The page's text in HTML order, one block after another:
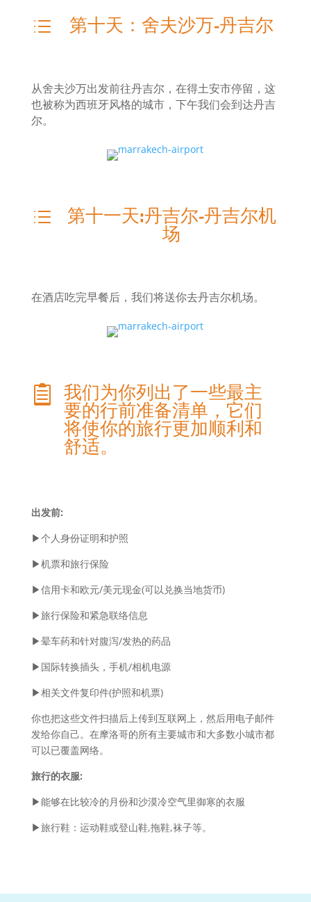
d 第十天：舍夫沙万-丹吉尔
从舍夫沙万出发前往丹吉尔，在得土安市停留，这
也被称为西班牙风格的城市，下午我们会到达丹吉
尔。
d
第十一天:丹吉尔-丹吉尔机
场
在酒店吃完早餐后，我们将送你去丹吉尔机场。

我们为你列出了一些最主
要的行前准备清单，它们
将使你的旅行更加顺利和
舒适。
出发前:
▶个人身份证明和护照
▶机票和旅行保险
▶信用卡和欧元/美元现金(可以兑换当地货币)
▶旅行保险和紧急联络信息
▶晕车药和针对腹泻/发热的药品
▶国际转换插头，手机/相机电源
▶相关文件复印件(护照和机票)
你也把这些文件扫描后上传到互联网上，然后用电子邮件
发给你自己。在摩洛哥的所有主要城市和大多数小城市都
可以已覆盖网络。
旅行的衣服:
▶能够在比较冷的月份和沙漠冷空气里御寒的衣服
▶旅行鞋：运动鞋或登山鞋,拖鞋,袜子等。